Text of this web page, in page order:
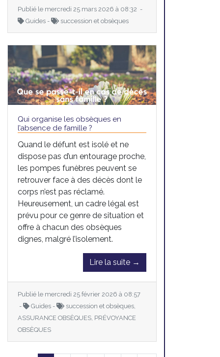
Publié le mercredi 25 mars 2026 à 08:32 -
Guides -
succession et obsèques
Qui organise les obsèques en
l’absence de famille ?
Quand le défunt est isolé et ne
dispose pas d’un entourage proche,
les pompes funèbres peuvent se
retrouver face à des décès dont le
corps n’est pas réclamé.
Heureusement, un cadre légal est
prévu pour ce genre de situation et
offre à chacun des obsèques
dignes, malgré l’isolement.
Lire la suite →
Publié le mercredi 25 février 2026 à 08:57
-
Guides -
succession et obsèques,
ASSURANCE OBSÈQUES, PRÉVOYANCE
OBSÈQUES